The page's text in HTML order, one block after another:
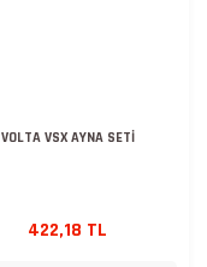
VOLTA VSX AYNA SETİ
422,18 TL